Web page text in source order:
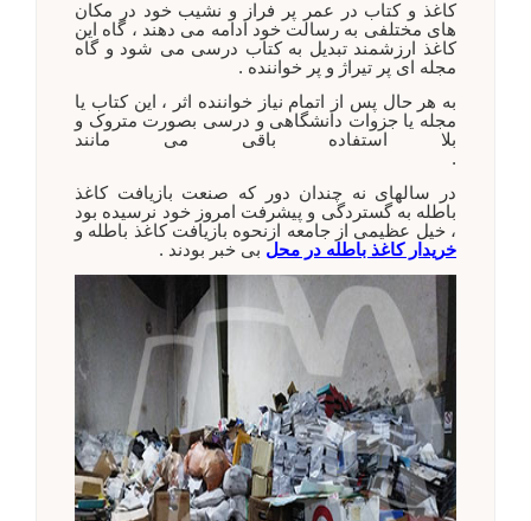
کاغذ و کتاب در عمر پر فراز و نشیب خود در مکان
های مختلفی به رسالت خود ادامه می دهند ، گاه این
کاغذ ارزشمند تبدیل به کتاب درسی می شود و گاه
مجله ای پر تیراژ و پر خواننده .
به هر حال پس از اتمام نیاز خواننده اثر ، این کتاب یا
مجله یا جزوات دانشگاهی و درسی بصورت متروک و
بلا استفاده باقی می مانند
.
در سالهای نه چندان دور که صنعت بازیافت کاغذ
باطله به گستردگی و پیشرفت امروز خود نرسیده بود
، خیل عظیمی از جامعه از نحوه بازیافت کاغذ باطله و
خریدار کاغذ باطله در محل بی خبر بودند .